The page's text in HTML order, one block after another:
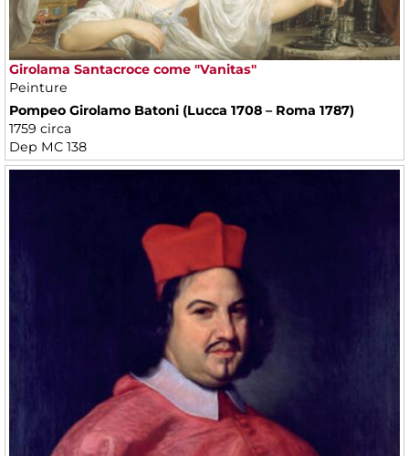
Girolama Santacroce come "Vanitas"
Peinture
Pompeo Girolamo Batoni (Lucca 1708 – Roma 1787)
1759 circa
Dep MC 138